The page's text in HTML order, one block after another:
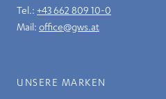
Tel.: +43 662 809 10-0
Mail: office@gws.at
UNSERE MARKEN